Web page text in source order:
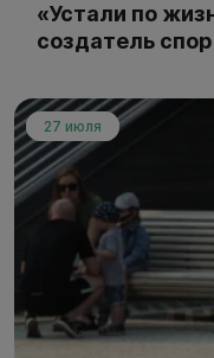
«Устали по
создатель
27 июля